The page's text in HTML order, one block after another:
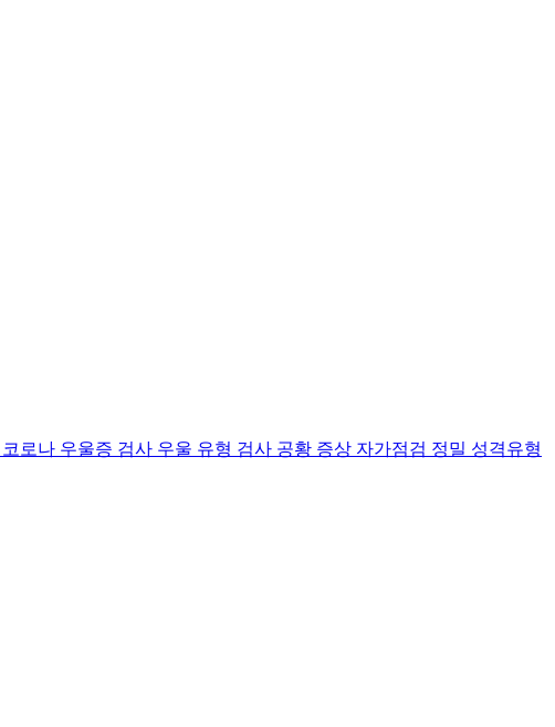
코로나 우울증 검사 우울 유형 검사 공황 증상 자가점검 정밀 성격유형